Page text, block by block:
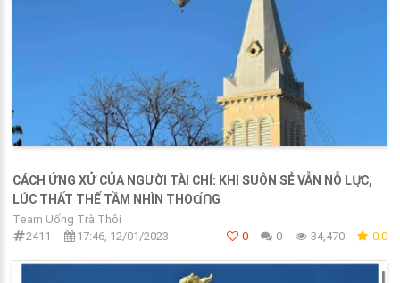
CÁCH ỨNG XỬ CỦA NGƯỜI TÀI CHÍ: KHI SUÔN SẺ VẪN NỖ LՍ̛̣С,
LÚC THẤT THẾ TẦM NHÌN THОⱭ́Ո‌G
Team Uống Trà Thôi
2411
17:46, 12/01/2023 0 0 34,470 0.0